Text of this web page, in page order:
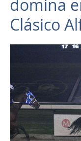
domina
Clásico